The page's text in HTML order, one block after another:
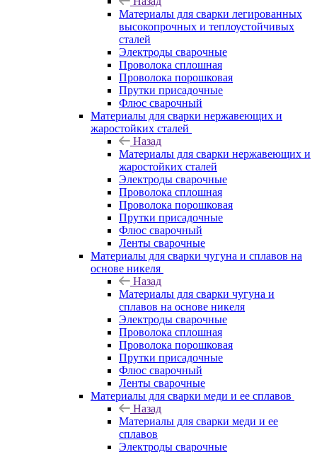
Материалы для сварки легированных
высокопрочных и теплоустойчивых
сталей
Электроды сварочные
Проволока сплошная
Проволока порошковая
Прутки присадочные
Флюс сварочный
Материалы для сварки нержавеющих и
жаростойких сталей
Назад
Материалы для сварки нержавеющих и
жаростойких сталей
Электроды сварочные
Проволока сплошная
Проволока порошковая
Прутки присадочные
Флюс сварочный
Ленты сварочные
Материалы для сварки чугуна и сплавов на
основе никеля
Назад
Материалы для сварки чугуна и
сплавов на основе никеля
Электроды сварочные
Проволока сплошная
Проволока порошковая
Прутки присадочные
Флюс сварочный
Ленты сварочные
Материалы для сварки меди и ее сплавов
Назад
Материалы для сварки меди и ее
сплавов
Электроды сварочные